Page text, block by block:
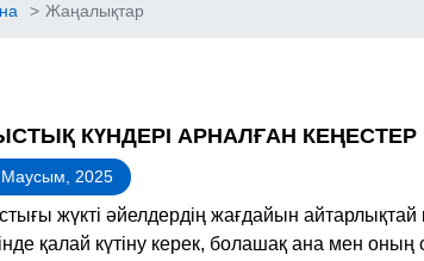
> Жаңалықтар
КҮНДЕРІ АРНАЛҒАН КЕҢЕСТЕР
2025
жүкті әйелдердің жағдайын
қалай күтіну керек, болашақ ана мен оның